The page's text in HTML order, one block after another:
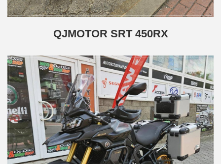
QJMOTOR SRT 450RX